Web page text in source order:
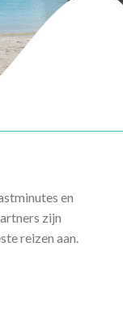
en
zijn
reizen aan.